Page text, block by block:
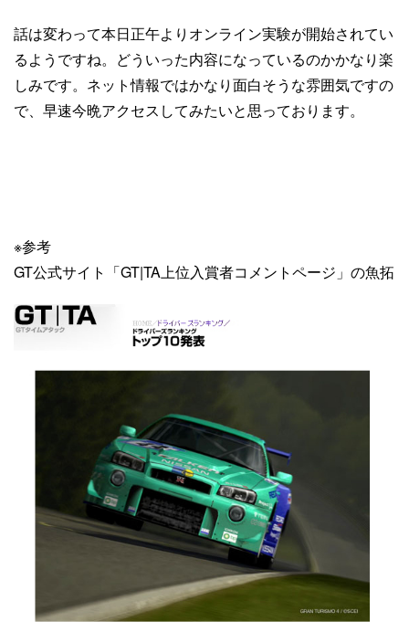
話は変わって本日正午よりオンライン実験が開始されてい
るようですね。どういった内容になっているのかかなり楽
しみです。ネット情報ではかなり面白そうな雰囲気ですの
で、早速今晩アクセスしてみたいと思っております。
※参考
GT公式サイト「GT|TA上位入賞者コメントページ」の魚拓